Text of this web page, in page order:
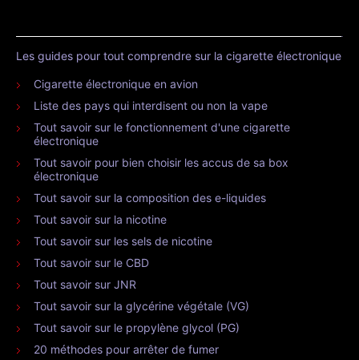
Les guides pour tout comprendre sur la cigarette électronique
Cigarette électronique en avion
Liste des pays qui interdisent ou non la vape
Tout savoir sur le fonctionnement d'une cigarette
électronique
Tout savoir pour bien choisir les accus de sa box
électronique
Tout savoir sur la composition des e-liquides
Tout savoir sur la nicotine
Tout savoir sur les sels de nicotine
Tout savoir sur le CBD
Tout savoir sur JNR
Tout savoir sur la glycérine végétale (VG)
Tout savoir sur le propylène glycol (PG)
20 méthodes pour arrêter de fumer